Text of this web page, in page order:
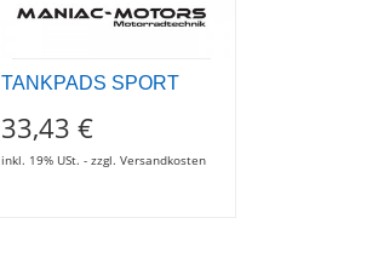
TANKPADS SPORT
33,43 €
inkl. 19% USt. - zzgl. Versandkosten